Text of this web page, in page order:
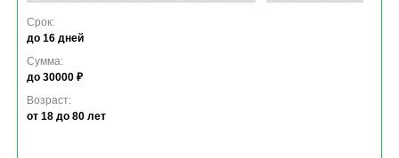
Срок:
до 16 дней
Сумма:
до 30000 ₽
Возраст:
от 18 до 80 лет